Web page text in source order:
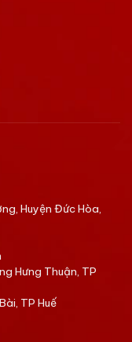
Huyện Đức Hòa,
Hưng Thuận, TP
TP Huế